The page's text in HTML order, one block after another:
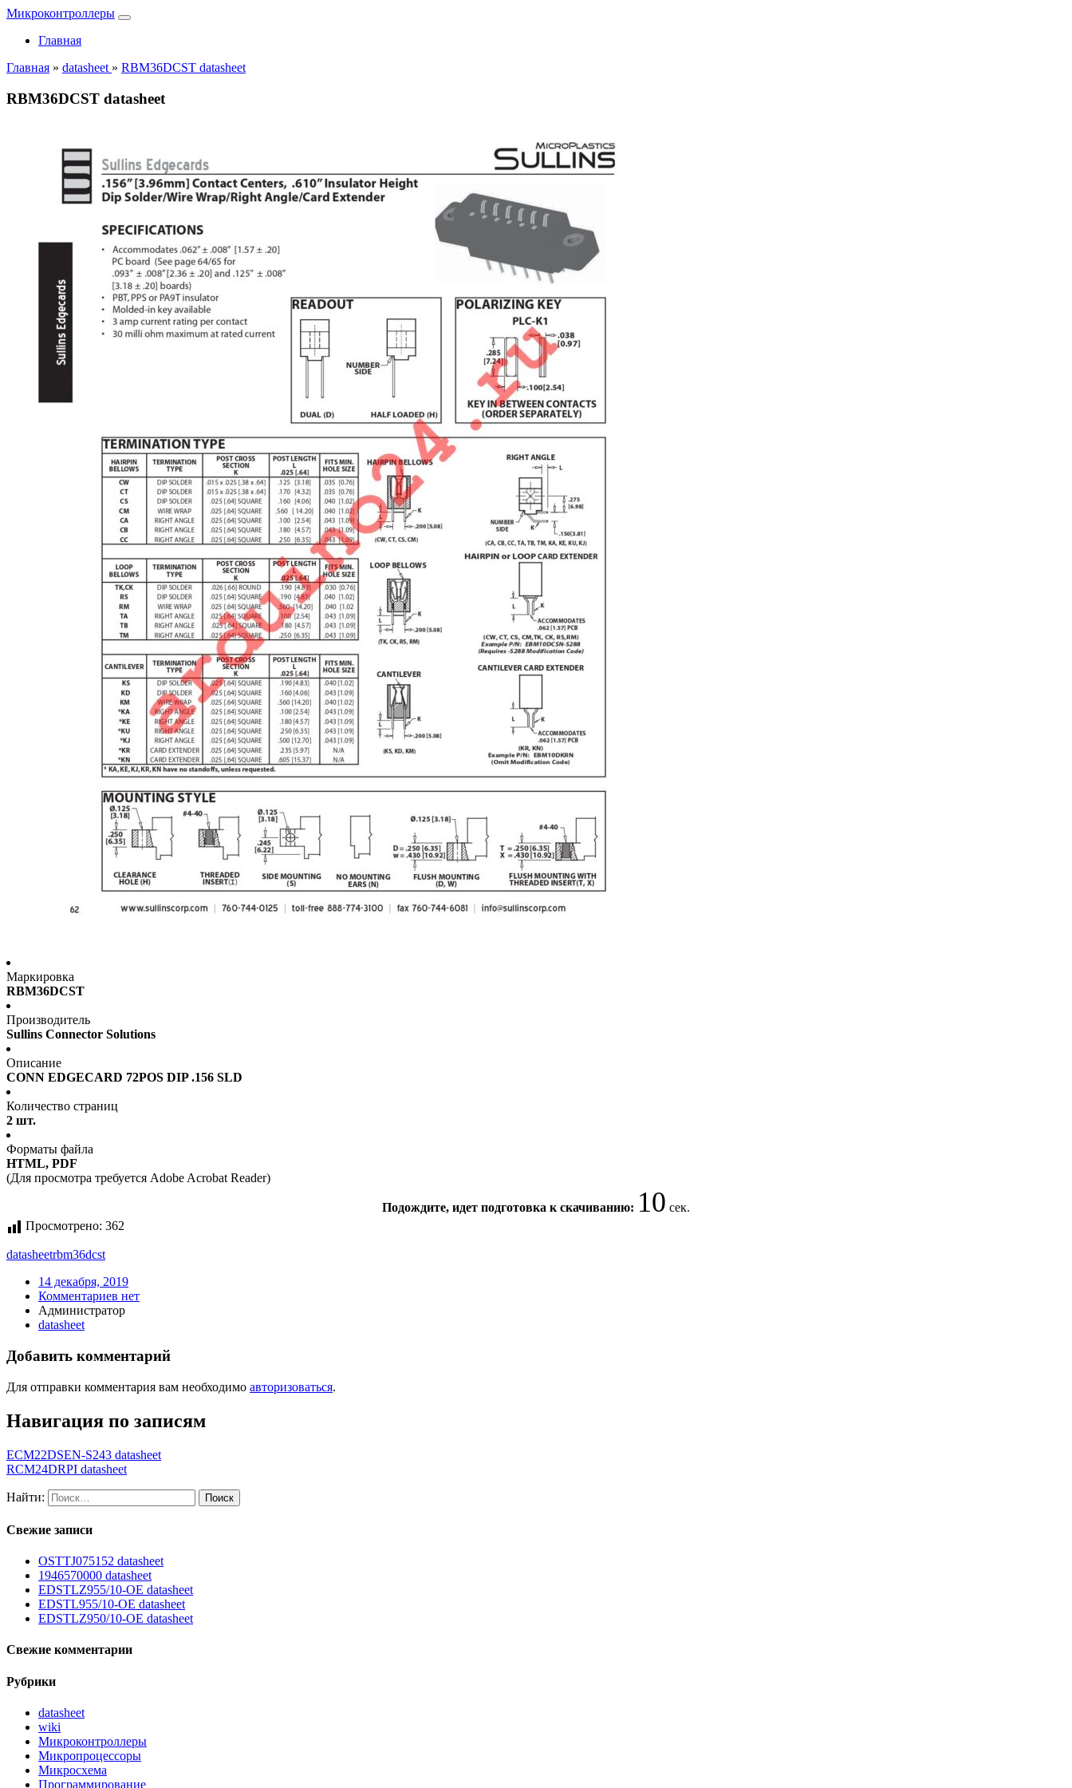
Микроконтроллеры
Главная
Главная » datasheet » RBM36DCST datasheet
RBM36DCST datasheet
Маркировка
RBM36DCST
Производитель
Sullins Connector Solutions
Описание
CONN EDGECARD 72POS DIP .156 SLD
Количество страниц
2 шт.
Форматы файла
HTML, PDF
(Для просмотра требуется Adobe Acrobat Reader)
Подождите, идет подготовка к скачиванию: 10 сек.
Просмотрено: 362
datasheetrbm36dcst
14 декабря, 2019
Комментариев нет
Администратор
datasheet
Добавить комментарий
Для отправки комментария вам необходимо авторизоваться.
Навигация по записям
ECM22DSEN-S243 datasheet
RCM24DRPI datasheet
Найти:
Свежие записи
OSTTJ075152 datasheet
1946570000 datasheet
EDSTLZ955/10-OE datasheet
EDSTL955/10-OE datasheet
EDSTLZ950/10-OE datasheet
Свежие комментарии
Рубрики
datasheet
wiki
Микроконтроллеры
Микропроцессоры
Микросхема
Программирование